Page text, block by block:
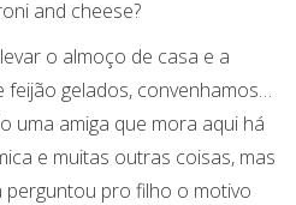
and cheese?
o almoço de casa e a
feijão gelados, convenhamos…
uma amiga que mora aqui há
e muitas outras coisas, mas
perguntou pro filho o motivo